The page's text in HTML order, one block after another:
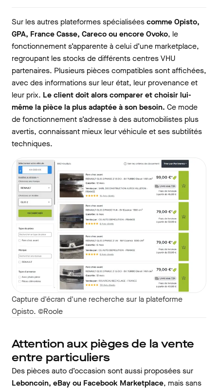
Sur les autres plateformes spécialiséescomme Opisto,
GPA, France Casse, Careco ou encore Ovoko, le
fonctionnement s’apparente à celui d’une marketplace,
regroupant les stocks de différents centres VHU
partenaires. Plusieurs pièces compatibles sont affichées,
avec des informations sur leur état, leur provenance et
leur prix. Le client doit alors comparer et choisir lui-
même la pièce la plus adaptée à son besoin. Ce mode
de fonctionnement s’adresse à des automobilistes plus
avertis, connaissant mieux leur véhicule et ses subtilités
techniques.
Capture d'écran d'une recherche sur la plateforme
Opisto. ©Roole
Attention aux pièges de la vente
entre particuliers
Des pièces auto d’occasion sont aussi proposées sur
Leboncoin, eBay ou Facebook Marketplace, mais sans